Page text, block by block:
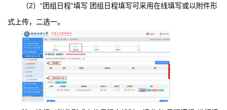
（2）“团组日程”填写 团组日程填写可采用在线填写或以附件形
式上传，二选一。